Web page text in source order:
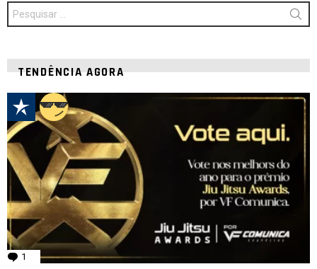
Procurar
por:
TENDÊNCIA AGORA
1 comentário